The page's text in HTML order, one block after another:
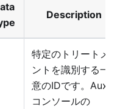
Description
特定のトリートメ
ントを識別する一
意のIDです。Auxia
コンソールの